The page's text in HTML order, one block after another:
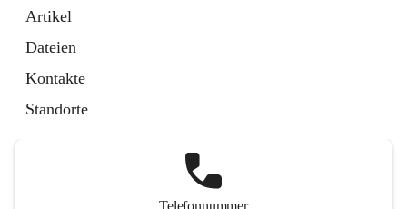
Artikel
Dateien
Kontakte
Standorte
Telefonnummer